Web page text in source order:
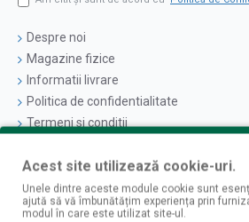
Despre noi
Magazine fizice
Informatii livrare
Politica de confidentialitate
Termeni si conditii
Logare
Contul Meu
Acest site utilizează cookie-uri.
Unele dintre aceste module cookie sunt
ajută să vă îmbunătățim experiența prin
modul în care este utilizat site-ul.